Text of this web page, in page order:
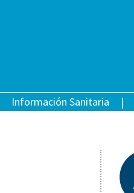
Información Sanitaria